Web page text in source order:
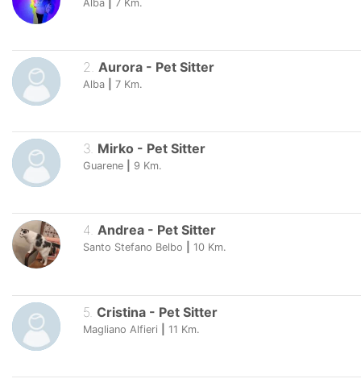
Alba 7 Km.
2. Aurora - Pet Sitter
Alba 7 Km.
3. Mirko - Pet Sitter
Guarene 9 Km.
4. Andrea - Pet Sitter
Santo Stefano Belbo 10 Km.
5 Cristina - Pet Sitter
Magliano Alfieri 11 Km.